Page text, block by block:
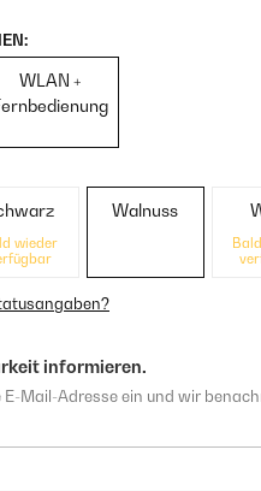
WLAN +
wieder
Walnuss
informieren.
E-Mail-Adresse ein und wir